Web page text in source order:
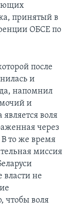
принятый в
ОБСЕ по
после
и
напомнил
и
воля
через
то же время
миссия
власти не
чтобы воля